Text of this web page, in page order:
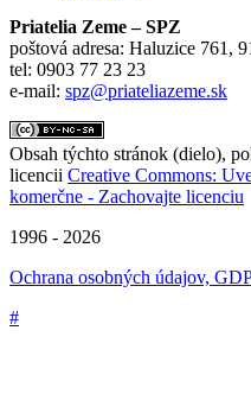
Priatelia Zeme – SPZ
poštová adresa: Haluzice 761,
tel: 0903 77 23 23
e-mail: spz@priateliazeme.sk
Obsah týchto stránok (dielo),
licencii Creative Commons:
komerčne - Zachovajte licenciu
1996 - 2026
Ochrana osobných údajov,
#